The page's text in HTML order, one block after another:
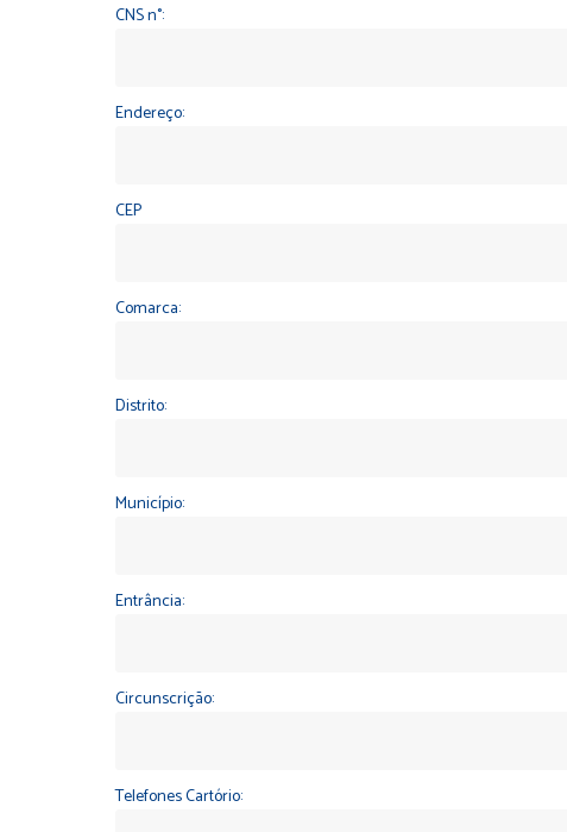
CNS n°:
Endereço:
CEP
Comarca:
Distrito:
Município:
Entrância:
Circunscrição:
Telefones Cartório: